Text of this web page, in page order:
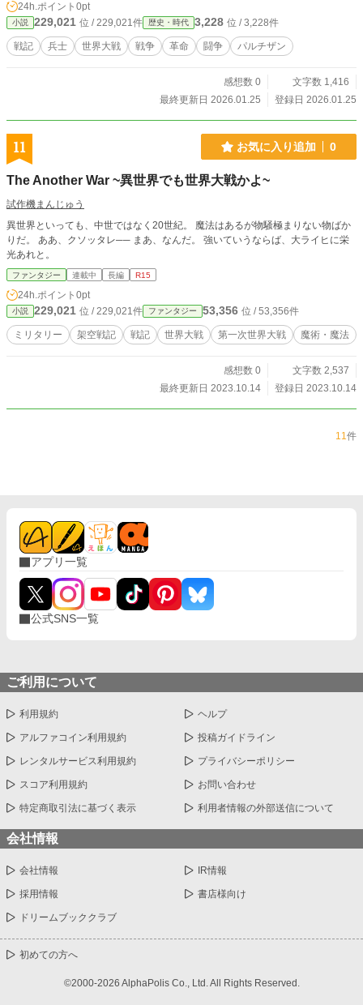
24h.ポイント 0pt
小説 229,021 位 / 229,021件 歴史・時代 3,228 位 / 3,228件
戦記 兵士 世界大戦 戦争 革命 闘争 パルチザン
感想数 0
文字数 1,416
最終更新日 2026.01.25
登録日 2026.01.25
11 お気に入り追加 0
The Another War ~異世界でも世界大戦かよ~
試作機まんじゅう
異世界といっても、中世ではなく20世紀。 魔法はあるが物騒極まりない物ばか
りだ。 ああ、クソッタレ── まあ、なんだ。 強いていうならば、大ライヒに栄
光あれと。
ファンタジー 連載中 長編 R15
24h.ポイント 0pt
小説 229,021 位 / 229,021件 ファンタジー 53,356 位 / 53,356件
ミリタリー 架空戦記 戦記 世界大戦 第一次世界大戦 魔術・魔法
感想数 0
文字数 2,537
最終更新日 2023.10.14
登録日 2023.10.14
11件
アプリ一覧
公式SNS一覧
ご利用について
利用規約 ヘルプ
アルファコイン利用規約 投稿ガイドライン
レンタルサービス利用規約 プライバシーポリシー
スコア利用規約 お問い合わせ
特定商取引法に基づく表示 利用者情報の外部送信について
会社情報
会社情報 IR情報
採用情報 書店様向け
ドリームブッククラブ
初めての方へ
©2000-2026 AlphaPolis Co., Ltd. All Rights Reserved.